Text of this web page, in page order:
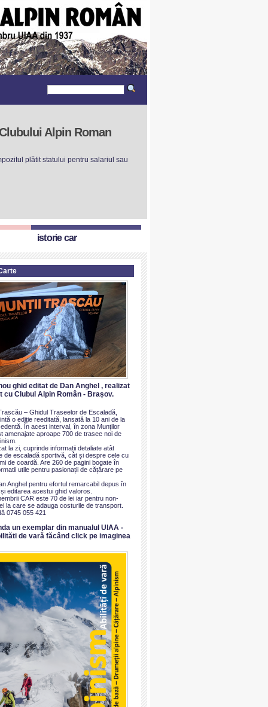
Alpin Roman
plătit statului pentru salariul sau
istorie car
ghid editat de Dan Anghel , realizat
cu Clubul Alpin Român - Brașov.
– Ghidul Traseelor de Escaladă,
o ediție reeditată, lansată la 10 ani de la
În acest interval, în zona Munților
amenajate aproape 700 de trasee noi de
la zi, cuprinde informații detaliate atât
de escaladă sportivă, cât și despre cele cu
de coardă. Are 260 de pagini bogate în
utile pentru pasionații de cățărare pe
Anghel pentru efortul remarcabil depus în
editarea acestui ghid valoros.
CAR este 70 de lei iar pentru non-
la care se adauga costurile de transport.
0745 055 421
un exemplar din manualul UIAA -
de vară făcând click pe imaginea